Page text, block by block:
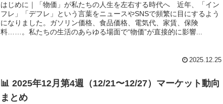
はじめに｜「物価」が私たちの人生を左右する時代へ 近年、「イン
フレ」「デフレ」という言葉をニュースやSNSで頻繁に目にするよう
になりました。ガソリン価格、食品価格、電気代、家賃、保険
料……。私たちの生活のあらゆる場面で“物価”が直接的に影響...
2025.12.25
📊 2025年12月第4週（12/21〜12/27）マーケット動向
まとめ